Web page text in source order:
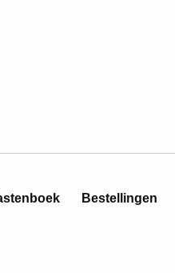
Bestellingen